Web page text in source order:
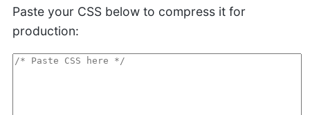
Paste your CSS below to compress it for
production: